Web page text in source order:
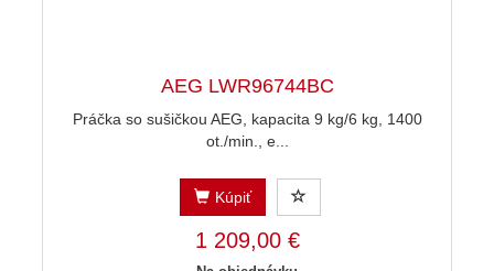
AEG LWR96744BC
Práčka so sušičkou AEG, kapacita 9 kg/6 kg, 1400
ot./min., e...
Kúpiť
1 209,00 €